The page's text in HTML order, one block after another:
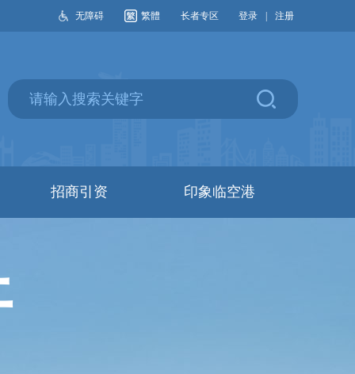
无障碍 繁體 长者专区 登录 注册
招商引资 印象临空港